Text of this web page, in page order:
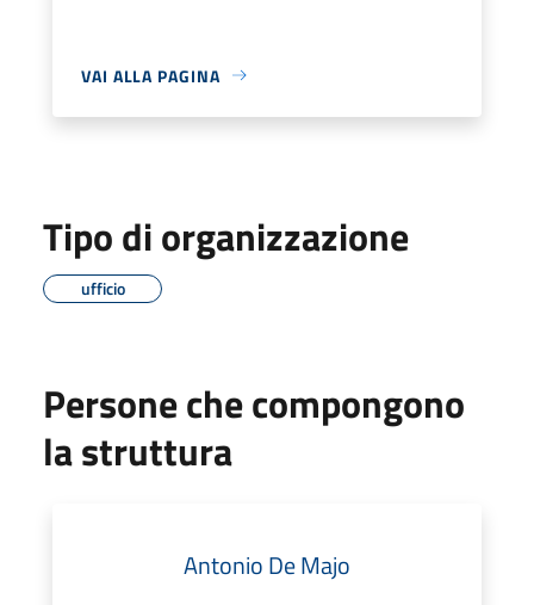
VAI ALLA PAGINA
Tipo di organizzazione
ufficio
Persone che compongono
la struttura
Antonio De Majo